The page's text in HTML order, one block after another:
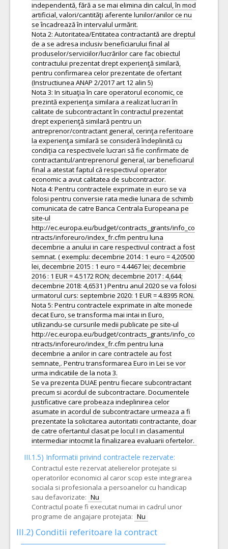
independentă, fără a se mai elimina din calcul, în mod
artificial, valori/cantităţi aferente lunilor/anilor ce nu
se încadrează în intervalul urmărit.
Nota 2: Autoritatea/Entitatea contractantă are dreptul
de a se adresa inclusiv beneficiarului final al
produselor/serviciilor/lucrărilor care fac obiectul
contractului prezentat drept experienţă similară,
pentru confirmarea celor prezentate de ofertant
(Instructiunea ANAP 2/2017 art 12 alin 5)
Nota 3: In situaţia în care operatorul economic, ce
prezintă experienţa similara a realizat lucrari în
calitate de subcontractant în contractul prezentat
drept experienţă similară pentru un
antreprenor/contractant general, cerinţa referitoare
la experienţa similară se consideră îndeplinită cu
condiţia ca respectivele lucrari să fie confirmate de
contractantul/antreprenorul general, iar beneficiarul
final a atestat faptul că respectivul operator
economic a avut calitatea de subcontractor.
Nota 4: Pentru contractele exprimate in euro se va
folosi pentru conversie rata medie lunara de schimb
comunicata de catre Banca Centrala Europeana pe
site-ul
http://ec.europa.eu/budget/contracts_grants/info_co
ntracts/inforeuro/index_fr.cfm pentru luna
decembrie a anului in care respectivul contract a fost
semnat. ( exemplu: decembrie 2014 : 1 euro = 4,20500
lei, decembrie 2015 : 1 euro = 4.4467 lei; decembrie
2016 : 1 EUR = 4.5172 RON; decembrie 2017 : 4,644;
decembrie 2018: 4,6531 ) Pentru anul 2020 se va folosi
urmatorul curs: septembrie 2020: 1 EUR = 4.8395 RON.
Nota 5: Pentru contractele exprimate in alte monede
decat Euro, se transforma mai intai in Euro,
utilizandu-se cursurile medii publicate pe site-ul
http://ec.europa.eu/budget/contracts_grants/info_co
ntracts/inforeuro/index_fr.cfm pentru luna
decembrie a anilor in care contractele au fost
semnate,. Pentru transformarea Euro in Lei se vor
urma indicatiile de la nota 3.
Se va prezenta DUAE pentru fiecare subcontractant
precum si acordul de subcontractare. Documentele
justificative care probeaza indeplinirea celor
asumate in acordul de subcontractare urmeaza a fi
prezentate la solicitarea autoritatii contractante, doar
de catre ofertantul clasat pe locul I in clasamentul
III.1.5) Informatii privind contractele rezervate:
Contractul este rezervat atelierelor protejate si
operatorilor economici al caror scop este integrarea
sociala si profesionala a persoanelor cu handicap
sau defavorizate: Nu
Contractul poate fi executat numai in cadrul unor
programe de angajare protejata: Nu
III.2) Conditii referitoare la contract